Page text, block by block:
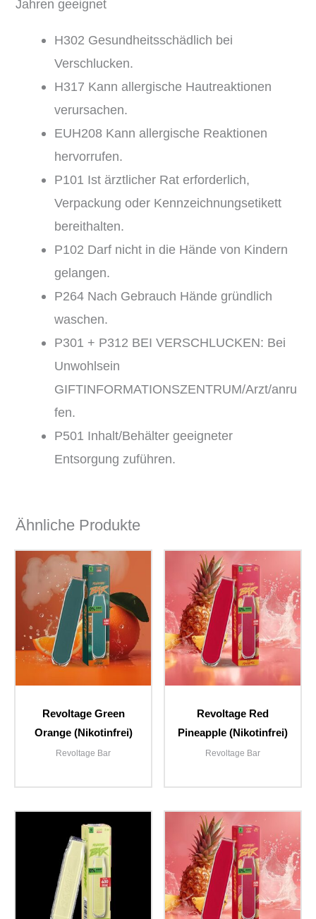
H302 Gesundheitsschädlich bei
Verschlucken.
H317 Kann allergische Hautreaktionen
verursachen.
EUH208 Kann allergische Reaktionen
hervorrufen.
P101 Ist ärztlicher Rat erforderlich,
Verpackung oder Kennzeichnungsetikett
bereithalten.
P102 Darf nicht in die Hände von Kindern
gelangen.
P264 Nach Gebrauch Hände gründlich
waschen.
P301 + P312 BEI VERSCHLUCKEN: Bei
Unwohlsein
GIFTINFORMATIONSZENTRUM/Arzt/anru
fen.
P501 Inhalt/Behälter geeigneter
Entsorgung zuführen.
Ähnliche Produkte
Revoltage Green
Orange (Nikotinfrei)
Revoltage Bar
Revoltage Red
Pineapple (Nikotinfrei)
Revoltage Bar